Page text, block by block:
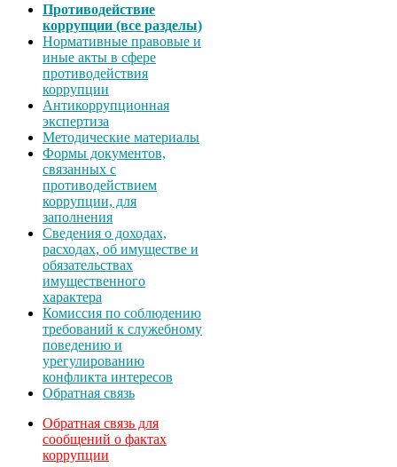
Противодействие
коррупции (все разделы)
Нормативные правовые и
иные акты в сфере
противодействия
коррупции
Антикоррупционная
экспертиза
Методические материалы
Формы документов,
связанных с
противодействием
коррупции, для
заполнения
Сведения о доходах,
расходах, об имуществе и
обязательствах
имущественного
характера
Комиссия по соблюдению
требований к служебному
поведению и
урегулированию
конфликта интересов
Обратная связь
Обратная связь для
сообщений о фактах
коррупции